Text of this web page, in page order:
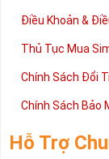
Điều Khoản &
Thủ Tục Mua
Chính Sách Đổi
Chính Sách Bảo
Hỗ Trợ